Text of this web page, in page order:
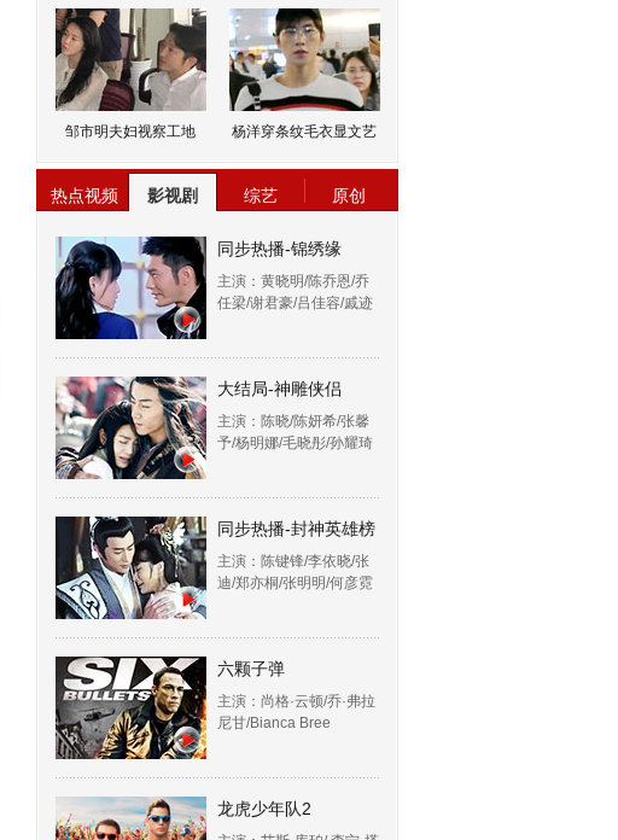
邹市明夫妇视察工地 杨洋穿条纹毛衣显文艺
热点视频 影视剧 综艺 原创
同步热播-锦绣缘
主演：黄晓明/陈乔恩/乔
任梁/谢君豪/吕佳容/戚迹
大结局-神雕侠侣
主演：陈晓/陈妍希/张馨
予/杨明娜/毛晓彤/孙耀琦
同步热播-封神英雄榜
主演：陈键锋/李依晓/张
迪/郑亦桐/张明明/何彦霓
六颗子弹
主演：尚格·云顿/乔·弗拉
尼甘/Bianca Bree
龙虎少年队2